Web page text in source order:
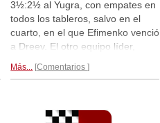
3½:2½ al Yugra, con empates en
todos los tableros, salvo en el
cuarto, en el que Efimenko venció
a Dreev. El otro equipo líder,
con triunfos de Grischuk sobre
femenina, una liga con solo 6
Más... Comentarios